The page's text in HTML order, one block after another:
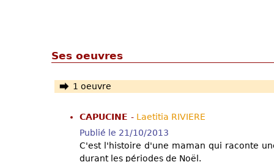
Ses oeuvres
1 oeuvre
CAPUCINE - Laetitia RIVIERE
Publié le 21/10/2013
C'est l'histoire d'une maman qui raconte
durant les périodes de Noël.